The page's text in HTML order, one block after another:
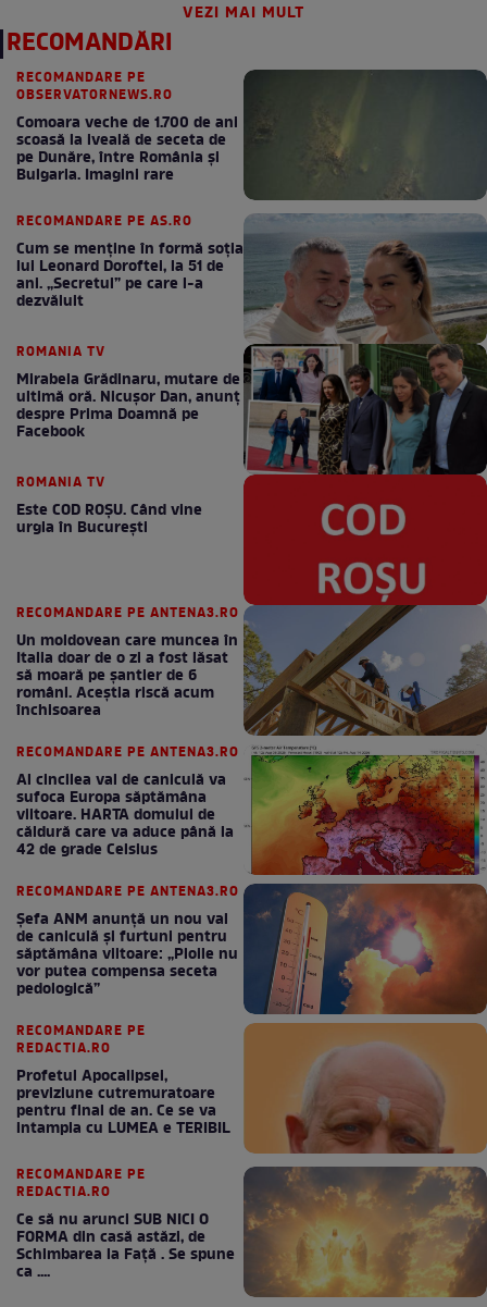
VEZI MAI MULT
RECOMANDĂRI
RECOMANDARE PE
OBSERVATORNEWS.RO
Comoara veche de 1.700 de ani
scoasă la iveală de seceta de
pe Dunăre, între România şi
Bulgaria. Imagini rare
RECOMANDARE PE AS.RO
Cum se menţine în formă soţia
lui Leonard Doroftei, la 51 de
ani. „Secretul” pe care l-a
dezvăluit
ROMANIA TV
Mirabela Grădinaru, mutare de
ultimă oră. Nicuşor Dan, anunţ
despre Prima Doamnă pe
Facebook
ROMANIA TV
Este COD ROŞU. Când vine
urgia în Bucureşti
RECOMANDARE PE ANTENA3.RO
Un moldovean care muncea în
Italia doar de o zi a fost lăsat
să moară pe şantier de 6
români. Aceștia riscă acum
închisoarea
RECOMANDARE PE ANTENA3.RO
Al cincilea val de caniculă va
sufoca Europa săptămâna
viitoare. HARTA domului de
căldură care va aduce până la
42 de grade Celsius
RECOMANDARE PE ANTENA3.RO
Șefa ANM anunță un nou val
de caniculă și furtuni pentru
săptămâna viitoare: „Ploile nu
vor putea compensa seceta
pedologică”
RECOMANDARE PE
REDACTIA.RO
Profetul Apocalipsei,
previziune cutremuratoare
pentru final de an. Ce se va
intampla cu LUMEA e TERIBIL
RECOMANDARE PE
REDACTIA.RO
Ce să nu arunci SUB NICI O
FORMA din casă astăzi, de
Schimbarea la Față . Se spune
ca ....